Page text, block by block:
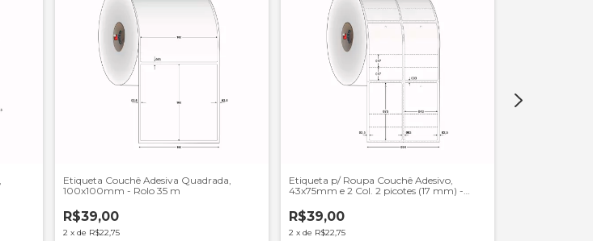
Etiqueta Couchê Adesiva Quadrada,
100x100mm - Rolo 35 m
R$39,00
2 x de R$22,75
Etiqueta p/ Roupa Couchê Adesivo,
43x75mm e 2 Col. 2 picotes (17 mm) -
R$39,00
2 x de R$22,75